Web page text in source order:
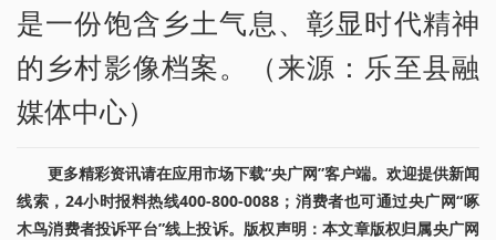
是一份饱含乡土气息、彰显时代精神
的乡村影像档案。（来源：乐至县融
媒体中心）
更多精彩资讯请在应用市场下载“央广网”客户端。欢迎提供新闻
线索，24小时报料热线400-800-0088；消费者也可通过央广网“啄
木鸟消费者投诉平台”线上投诉。版权声明：本文章版权归属央广网